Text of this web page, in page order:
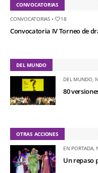
CONVOCATORIAS
CONVOCATORIAS• 18
Convocatoria IV Torneo de
DEL MUNDO
DEL MUNDO,
80
OTRAS ACCIONES
EN PORTADA,
Un repaso